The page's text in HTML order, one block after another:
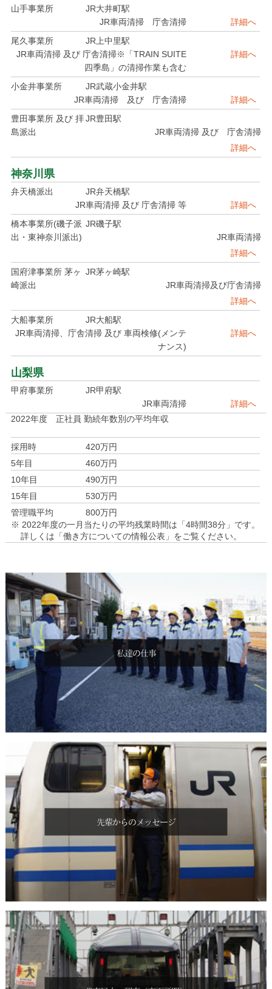
山手事業所
JR大井町駅
JR車両清掃 庁舎清掃
詳細へ
尾久事業所
JR上中里駅
JR車両清掃 及び 庁舎清掃※「TRAIN SUITE
四季島」の清掃作業も含む
詳細へ
小金井事業所
JR武蔵小金井駅
JR車両清掃 及び 庁舎清掃
詳細へ
豊田事業所 及び 拝
島派出
JR豊田駅
JR車両清掃 及び 庁舎清掃
詳細へ
神奈川県
弁天橋派出
JR弁天橋駅
JR車両清掃 及び 庁舎清掃 等
詳細へ
橋本事業所(磯子派
出・東神奈川派出)
JR磯子駅
JR車両清掃
詳細へ
国府津事業所 茅ヶ
崎派出
JR茅ヶ崎駅
JR車両清掃及び庁舎清掃
詳細へ
大船事業所
JR大船駅
JR車両清掃、庁舎清掃 及び 車両検修(メンテ
ナンス)
詳細へ
山梨県
甲府事業所
JR甲府駅
JR車両清掃
詳細へ
2022年度 正社員 勤続年数別の平均年収
採用時
420万円
5年目
460万円
10年目
490万円
15年目
530万円
管理職平均
800万円
※ 2022年度の一月当たりの平均残業時間は「4時間38分」です。
詳しくは「働き方についての情報公表」をご覧ください。
私達の仕事
先輩からのメッセージ